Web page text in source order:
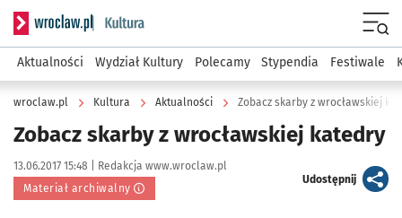
Serwis informacyjny wroclaw.pl podserwis: Kultura
Aktualności Wydział Kultury Polecamy Stypendia Festiwale
wroclaw.pl Kultura Aktualności Zobacz skarby z wrocławskiej
Zobacz skarby z wrocławskiej katedry
Data publikacji:
13.06.2017 15:48 | Autor:
Redakcja www.wroclaw.pl
Materiał archiwalny
Udostępnijartykuł